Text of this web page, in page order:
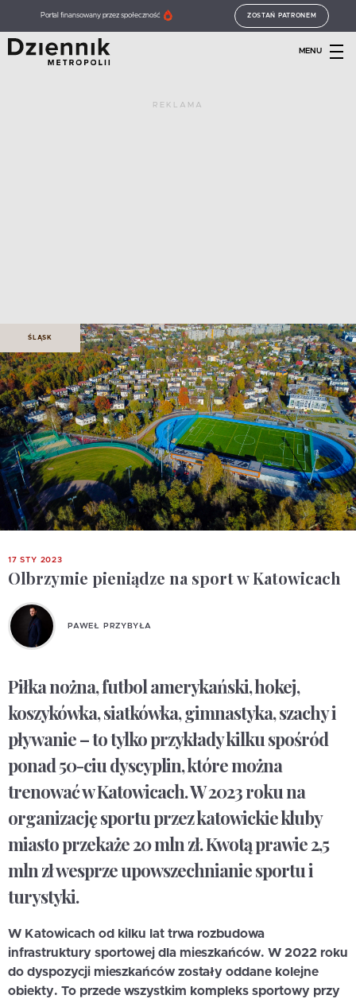
Portal finansowany przez społeczność ZOSTAŃ PATRONEM
MENU
REKLAMA
ŚLĄSK
17 STY 2023
Olbrzymie pieniądze na sport w Katowicach
PAWEŁ PRZYBYŁA
Piłka nożna, futbol amerykański, hokej,
koszykówka, siatkówka, gimnastyka, szachy i
pływanie – to tylko przykłady kilku spośród
ponad 50-ciu dyscyplin, które można
trenować w Katowicach. W 2023 roku na
organizację sportu przez katowickie kluby
miasto przekaże 20 mln zł. Kwotą prawie 2,5
mln zł wesprze upowszechnianie sportu i
turystyki.
W Katowicach od kilku lat trwa rozbudowa
infrastruktury sportowej dla mieszkańców. W 2022 roku
do dyspozycji mieszkańców zostały oddane kolejne
obiekty. To przede wszystkim kompleks sportowy przy